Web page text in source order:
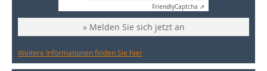
FriendlyCaptcha ⇗
» Melden Sie sich jetzt an
Weitere Informationen finden Sie hier